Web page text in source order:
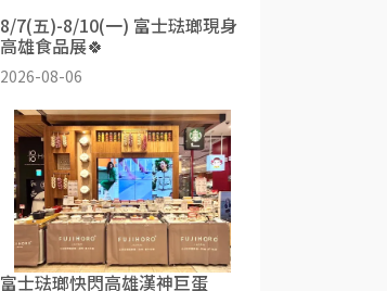
8/7(五)-8/10(一) 富士琺瑯現身
高雄食品展🍀
2026-08-06
富士琺瑯快閃高雄漢神巨蛋